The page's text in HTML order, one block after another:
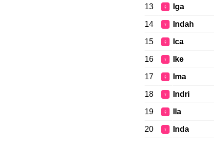
13 ♀ Iga
14 ♀ Indah
15 ♀ Ica
16 ♀ Ike
17 ♀ Ima
18 ♀ Indri
19 ♀ Ila
20 ♀ Inda